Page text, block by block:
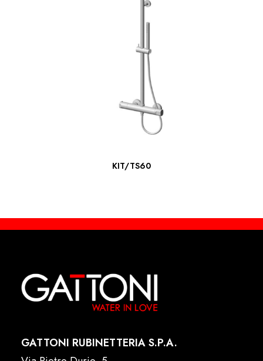
ΔΙΑΒΆΣΤΕ ΠΕΡΙΣΣΌΤΕΡΑ
KIT/TS60
GATTONI RUBINETTERIA S.P.A.